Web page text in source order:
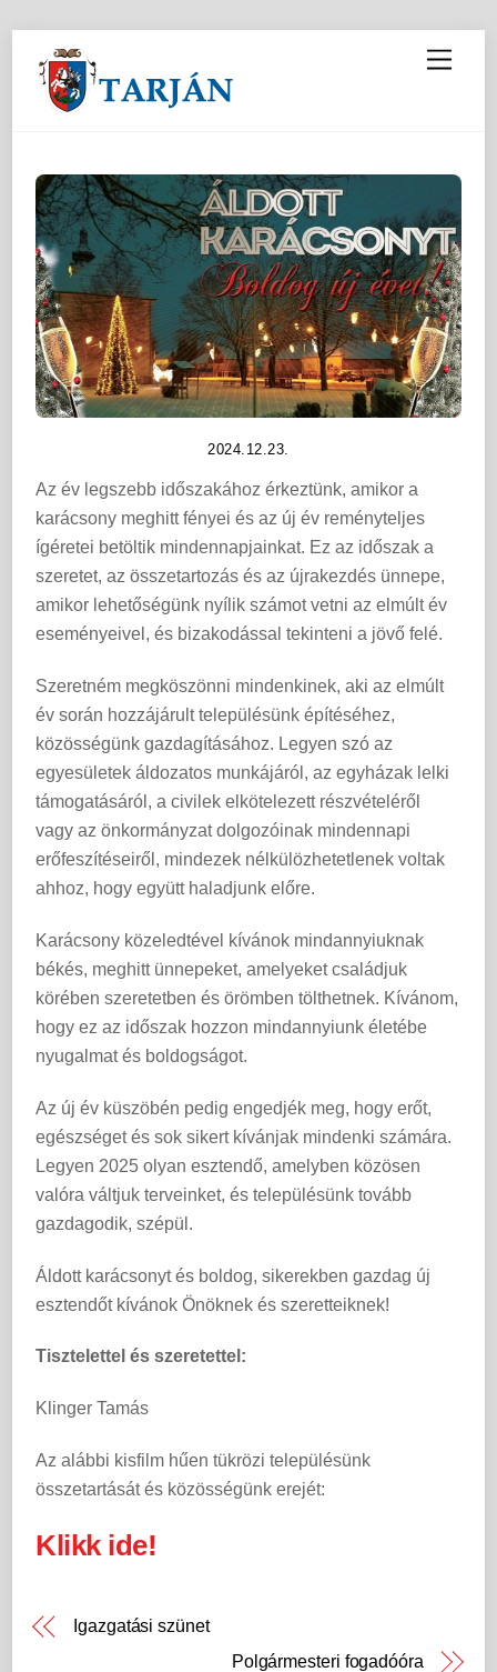
M
e
2024.12.23.
Az év legszebb időszakához érkeztünk, amikor a
karácsony meghitt fényei és az új év reményteljes
ígéretei betöltik mindennapjainkat. Ez az időszak a
szeretet, az összetartozás és az újrakezdés ünnepe,
amikor lehetőségünk nyílik számot vetni az elmúlt év
eseményeivel, és bizakodással tekinteni a jövő felé.
Szeretném megköszönni mindenkinek, aki az elmúlt
év során hozzájárult településünk építéséhez,
közösségünk gazdagításához. Legyen szó az
egyesületek áldozatos munkájáról, az egyházak lelki
támogatásáról, a civilek elkötelezett részvételéről
vagy az önkormányzat dolgozóinak mindennapi
erőfeszítéseiről, mindezek nélkülözhetetlenek voltak
ahhoz, hogy együtt haladjunk előre.
Karácsony közeledtével kívánok mindannyiuknak
békés, meghitt ünnepeket, amelyeket családjuk
körében szeretetben és örömben tölthetnek. Kívánom,
hogy ez az időszak hozzon mindannyiunk életébe
nyugalmat és boldogságot.
Az új év küszöbén pedig engedjék meg, hogy erőt,
egészséget és sok sikert kívánjak mindenki számára.
Legyen 2025 olyan esztendő, amelyben közösen
valóra váltjuk terveinket, és településünk tovább
gazdagodik, szépül.
Áldott karácsonyt és boldog, sikerekben gazdag új
esztendőt kívánok Önöknek és szeretteiknek!
Tisztelettel és szeretettel:
Klinger Tamás
Az alábbi kisfilm hűen tükrözi településünk
összetartását és közösségünk erejét:
Klikk ide!
Igazgatási szünet
Polgármesteri fogadóóra